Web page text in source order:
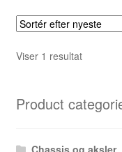
Viser 1 resultat
Product